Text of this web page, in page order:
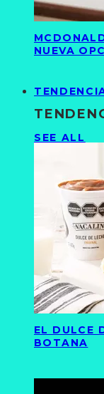
NUEVA
SEE ALL
EL DULCE
BOTANA